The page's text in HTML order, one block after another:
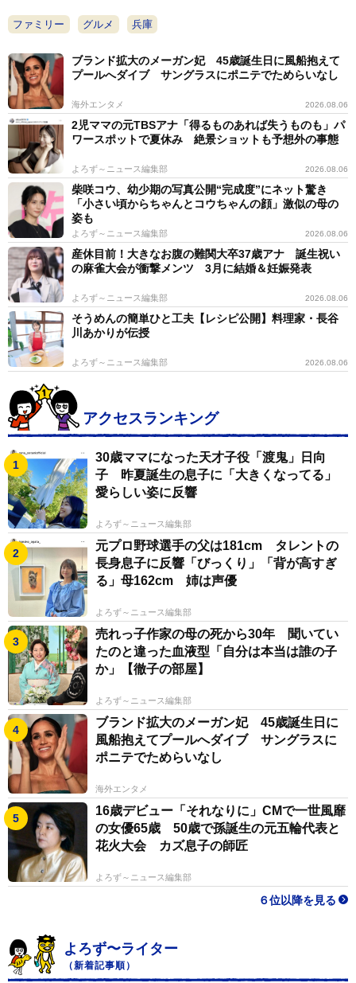
ファミリー グルメ 兵庫
ブランド拡大のメーガン妃 45歳誕生日に風船抱えて
プールへダイブ サングラスにポニテでためらいなし
海外エンタメ 2026.08.06
2児ママの元TBSアナ「得るものあれば失うものも」パ
ワースポットで夏休み 絶景ショットも予想外の事態
よろず～ニュース編集部 2026.08.06
柴咲コウ、幼少期の写真公開“完成度”にネット驚き
「小さい頃からちゃんとコウちゃんの顔」激似の母の
姿も
よろず～ニュース編集部 2026.08.06
産休目前！大きなお腹の難関大卒37歳アナ 誕生祝い
の麻雀大会が衝撃メンツ 3月に結婚＆妊娠発表
よろず～ニュース編集部 2026.08.06
そうめんの簡単ひと工夫【レシピ公開】料理家・長谷
川あかりが伝授
よろず～ニュース編集部 2026.08.06
アクセスランキング
30歳ママになった天才子役「渡鬼」日向
子 昨夏誕生の息子に「大きくなってる」
愛らしい姿に反響
よろず～ニュース編集部
元プロ野球選手の父は181cm タレントの
長身息子に反響「びっくり」「背が高すぎ
る」母162cm 姉は声優
よろず～ニュース編集部
売れっ子作家の母の死から30年 聞いてい
たのと違った血液型「自分は本当は誰の子
か」【徹子の部屋】
よろず～ニュース編集部
ブランド拡大のメーガン妃 45歳誕生日に
風船抱えてプールへダイブ サングラスに
ポニテでためらいなし
海外エンタメ
16歳デビュー「それなりに」CMで一世風靡
の女優65歳 50歳で孫誕生の元五輪代表と
花火大会 カズ息子の師匠
よろず～ニュース編集部
６位以降を見る
よろず〜ライター
（新着記事順）